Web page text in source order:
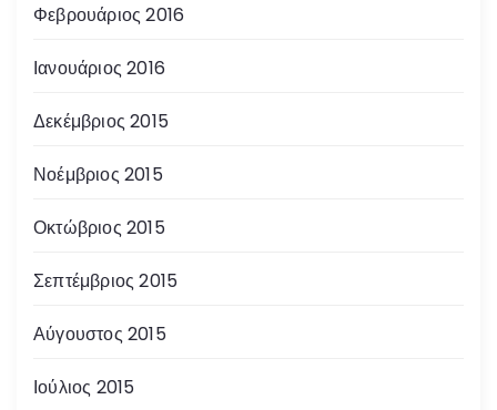
Φεβρουάριος 2016
Ιανουάριος 2016
Δεκέμβριος 2015
Νοέμβριος 2015
Οκτώβριος 2015
Σεπτέμβριος 2015
Αύγουστος 2015
Ιούλιος 2015